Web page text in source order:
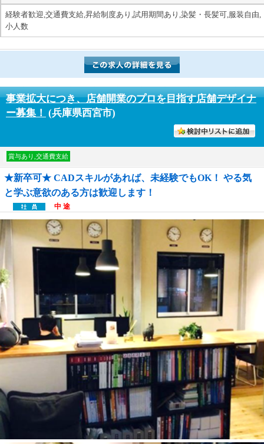
経験者歓迎,交通費支給,昇給制度あり,試用期間あり,染髪・長髪可,服装自由,
小人数
事業拡大につき、店舗開業のプロを目指す店舗デザイナ
ー募集！ (兵庫県西宮市)
賞与あり,交通費支給
★新卒可★ CADスキルがあれば、未経験でもOK！ やる気
と学ぶ意欲のある方は歓迎します！
中 途